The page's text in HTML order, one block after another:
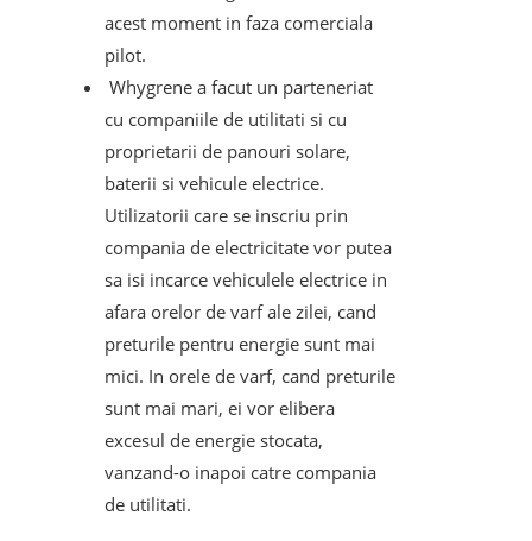
acest moment in faza comerciala
pilot.
Whygrene a facut un parteneriat
cu companiile de utilitati si cu
proprietarii de panouri solare,
baterii si vehicule electrice.
Utilizatorii care se inscriu prin
compania de electricitate vor putea
sa isi incarce vehiculele electrice in
afara orelor de varf ale zilei, cand
preturile pentru energie sunt mai
mici. In orele de varf, cand preturile
sunt mai mari, ei vor elibera
excesul de energie stocata,
vanzand-o inapoi catre compania
de utilitati.